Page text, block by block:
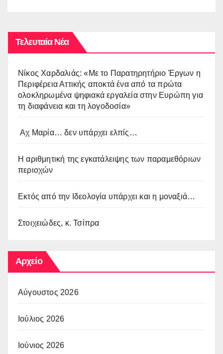
Τελευταία Νέα
Νίκος Χαρδαλιάς: «Με το Παρατηρητήριο Έργων η
Περιφέρεια Αττικής αποκτά ένα από τα πρώτα
ολοκληρωμένα ψηφιακά εργαλεία στην Ευρώπη για
τη διαφάνεια και τη λογοδοσία»
Αχ Μαρία… δεν υπάρχει ελπίς…
Η αριθμητική της εγκατάλειψης των παραμεθόριων
περιοχών
Εκτός από την Ιδεολογία υπάρχει και η μοναξιά…
Στοιχειώδες, κ. Τσίπρα
Αρχείο
Αύγουστος 2026
Ιούλιος 2026
Ιούνιος 2026